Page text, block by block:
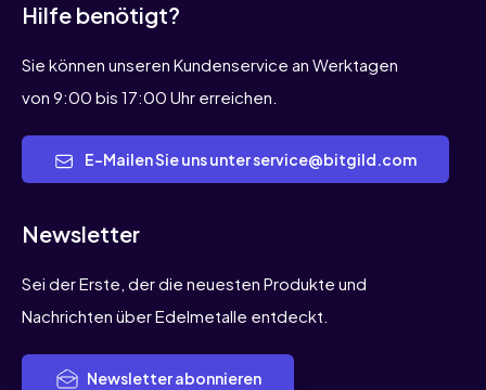
Hilfe benötigt?
Sie können unseren Kundenservice an Werktagen
von 9:00 bis 17:00 Uhr erreichen.
E-Mailen Sie uns unter service@bitgild.com
Newsletter
Sei der Erste, der die neuesten Produkte und
Nachrichten über Edelmetalle entdeckt.
Newsletter abonnieren